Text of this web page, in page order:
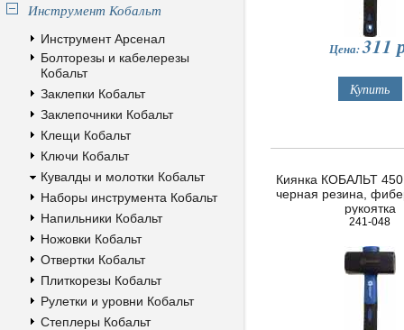
Инструмент Кобальт
Инструмент Арсенал
Болторезы и кабелерезы
Кобальт
Заклепки Кобальт
Заклепочники Кобальт
Клещи Кобальт
Ключи Кобальт
Кувалды и молотки Кобальт
Наборы инструмента Кобальт
Напильники Кобальт
Ножовки Кобальт
Отвертки Кобальт
Плиткорезы Кобальт
Рулетки и уровни Кобальт
Степлеры Кобальт
Цена:311
Киянка КОБАЛЬТ
черная резина,
рукоятка
241-048